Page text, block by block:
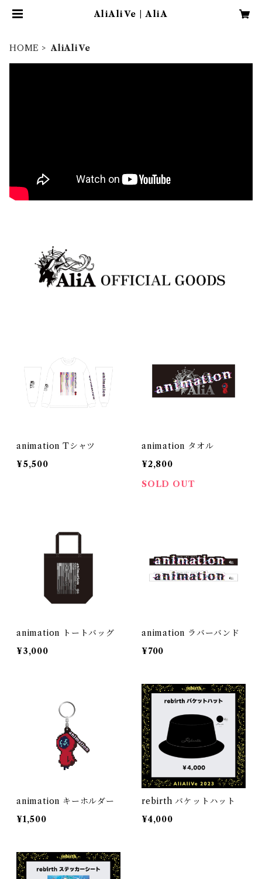
AliAliVe | AliA
HOME AliAliVe
animation Tシャツ
¥5,500
animation タオル
¥2,800
SOLD OUT
animation トートバッグ
¥3,000
animation ラバーバンド
¥700
animation キーホルダー
¥1,500
rebirth バケットハット
¥4,000